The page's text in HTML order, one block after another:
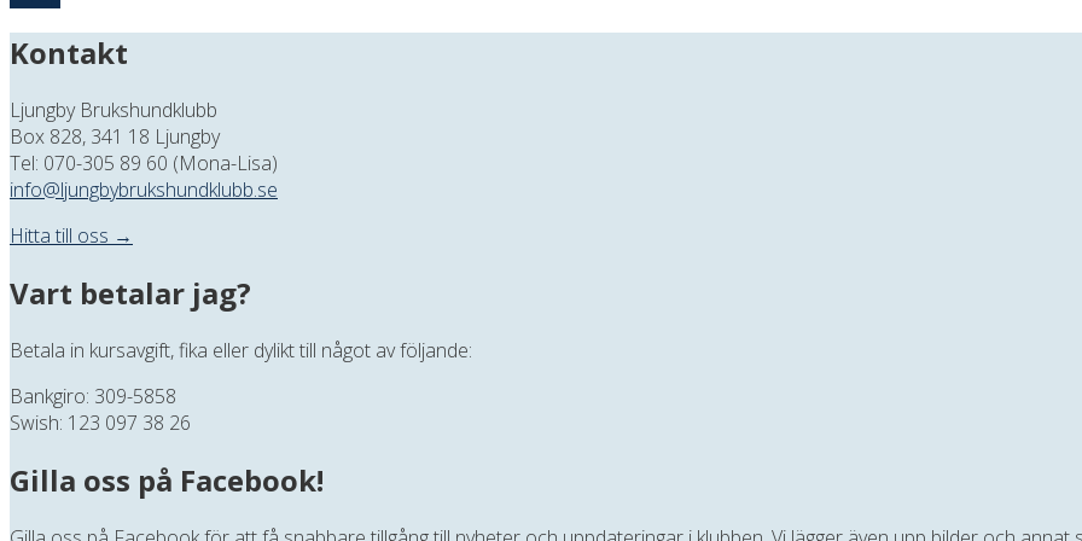
Kontakt
Ljungby Brukshundklubb
Box 828, 341 18 Ljungby
Tel: 070-305 89 60 (Mona-Lisa)
info@ljungbybrukshundklubb.se
Hitta till oss →
Vart betalar jag?
Betala in kursavgift, fika eller dylikt till något av följande:
Bankgiro: 309-5858
Swish: 123 097 38 26
Gilla oss på Facebook!